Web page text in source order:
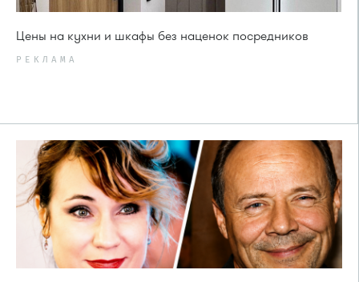
Цены на кухни и шкафы без наценок посредников
РЕКЛАМА